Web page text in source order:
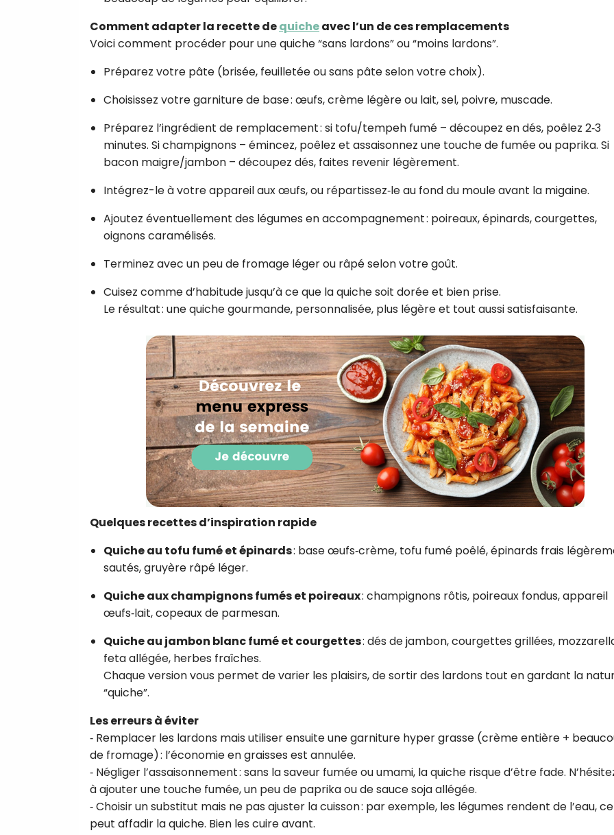
Comment adapter la recette dequicheavec l’un de ces remplacements
Voici comment procéder pour une quiche “sans lardons” ou “moins lardons”.
Préparez votre pâte (brisée, feuilletée ou sans pâte selon votre choix).
Choisissez votre garniture de base : œufs, crème légère ou lait, sel, poivre, muscade.
Préparez l’ingrédient de remplacement : si tofu/tempeh fumé – découpez en dés, poêlez 2‑3
minutes. Si champignons – émincez, poêlez et assaisonnez une touche de fumée ou paprika. Si
bacon maigre/jambon – découpez dés, faites revenir légèrement.
Intégrez-le à votre appareil aux œufs, ou répartissez‑le au fond du moule avant la migaine.
Ajoutez éventuellement des légumes en accompagnement : poireaux, épinards, courgettes,
oignons caramélisés.
Terminez avec un peu de fromage léger ou râpé selon votre goût.
Cuisez comme d’habitude jusqu’à ce que la quiche soit dorée et bien prise.
Le résultat : une quiche gourmande, personnalisée, plus légère et tout aussi satisfaisante.
Quelques recettes d’inspiration rapide
Quiche au tofu fumé et épinards: base œufs‑crème, tofu fumé poêlé, épinards frais
sautés, gruyère râpé léger.
Quiche aux champignons fumés et poireaux: champignons rôtis, poireaux fondus, appareil
œufs‑lait, copeaux de parmesan.
Quiche au jambon blanc fumé et courgettes: dés de jambon, courgettes grillées,
feta allégée, herbes fraîches.
Chaque version vous permet de varier les plaisirs, de sortir des lardons tout en gardant la
“quiche”.
Les erreurs à éviter
‑ Remplacer les lardons mais utiliser ensuite une garniture hyper grasse (crème entière +
de fromage) : l’économie en graisses est annulée.
‑ Négliger l’assaisonnement : sans la saveur fumée ou umami, la quiche risque d’être fade.
à ajouter une touche fumée, un peu de paprika ou de sauce soja allégée.
‑ Choisir un substitut mais ne pas ajuster la cuisson : par exemple, les légumes rendent de l’eau,
peut affadir la quiche. Bien les cuire avant.